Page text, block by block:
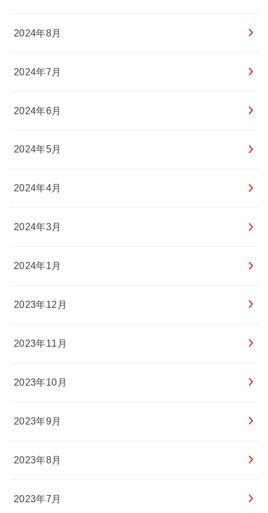
2024年8月
2024年7月
2024年6月
2024年5月
2024年4月
2024年3月
2024年1月
2023年12月
2023年11月
2023年10月
2023年9月
2023年8月
2023年7月